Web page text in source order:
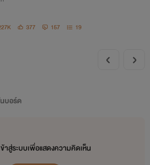
377 157 19
บอร์ด
าสู่ระบบเพื่อแสดงความคิดเห็น